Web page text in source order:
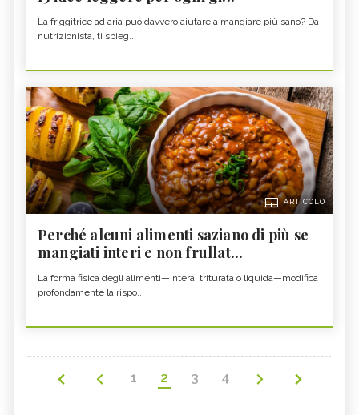
La friggitrice ad aria può davvero aiutare a mangiare più sano? Da
nutrizionista, ti spieg...
ARTICOLO
Perché alcuni alimenti saziano di più se
mangiati interi e non frullat...
La forma fisica degli alimenti—intera, triturata o liquida—modifica
profondamente la rispo...
1 2 3 4